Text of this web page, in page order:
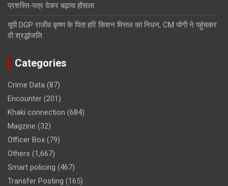
प्रशस्ति-पत्र देकर बढ़ाया हौसला
यूपी DGP राजीव कृष्ण के पिता हरि किशन मित्तल का निधन, CM योगी ने पहुंचकर
दी श्रद्धांजलि
Categories
Crime Data (87)
Encounter (201)
Khaki connection (684)
Magzine (32)
Officer Box (79)
Others (1,667)
Smart policing (467)
Transfer Posting (165)